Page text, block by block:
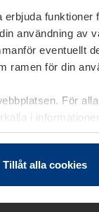
erbjuda funktioner
användning av
eventuellt
ramen för din
För
i
Tillåt alla cookies